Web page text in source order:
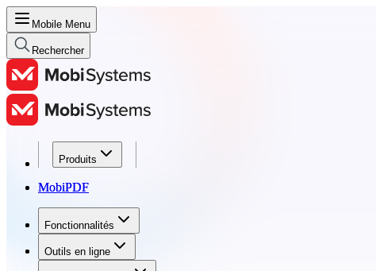
Mobile Menu
Rechercher
Produits
MobiPDF
Fonctionnalités
Outils en ligne
Produits
MobiPDF
Fonctionnalités
Outils en ligne